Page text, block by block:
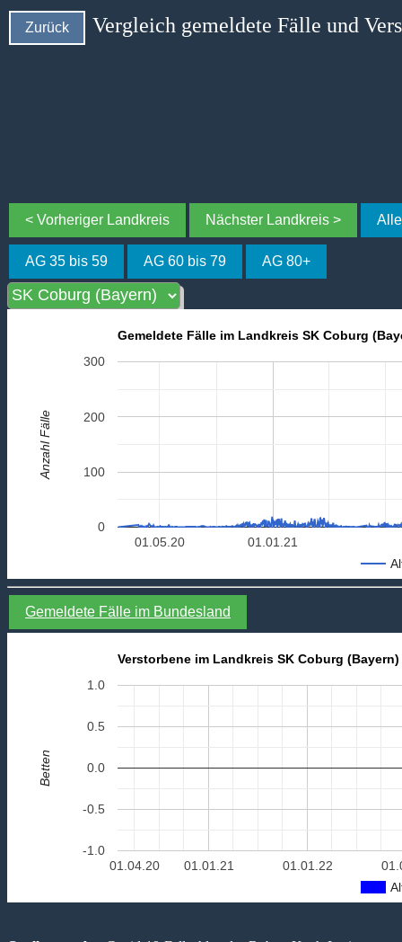
Zurück Vergleich gemeldete Fälle und
< Vorheriger Landkreis Nächster Landkreis >
AG 35 bis 59 AG 60 bis 79 AG 80+
Gemeldete Fälle im Landkreis SK Coburg
01.01.21
01.05.20
0
100
200
300
Anzahl Fälle
Gemeldete Fälle im Bundesland
Verstorbene im Landkreis SK Coburg (Bayern)
01.01.21 01.01.22
01.04.20
-1.0
-0.5
0.0
0.5
1.0
Betten